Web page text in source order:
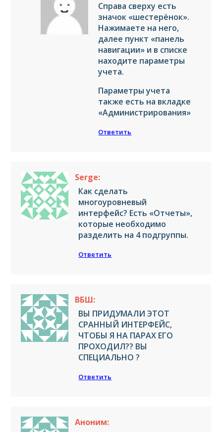
Справа сверху есть
значок «шестерёнок».
Нажимаете на него,
далее пункт «панель
навигации» и в списке
находите параметры
учета.
Параметры учета
также есть на вкладке
«Администрирования»
Ответить
Serge:
Как сделать
многоуровневый
интерфейс? Есть «Отчеты»,
которые необходимо
разделить на 4 подгруппы.
Ответить
ВБШ:
ВЫ ПРИДУМАЛИ ЭТОТ
СРАННЫЙ ИНТЕРФЕЙС,
ЧТОБЫ Я НА ПАРАХ ЕГО
ПРОХОДИЛ?? ВЫ
СПЕЦИАЛЬНО ?
Ответить
Аноним: